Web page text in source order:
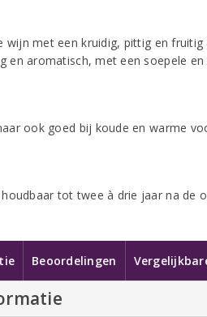
wijn met een kruidig, pittig en fruitig
en aromatisch, met een soepele en
ook goed bij koude en warme
tot twee à drie jaar na de
Beoordelingen